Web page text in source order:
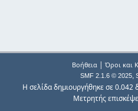
Βοήθεια| Όροι και
SMF 2.1.6 © 2025,
Η σελίδα δημιουργήθηκε σε
Μετρητής